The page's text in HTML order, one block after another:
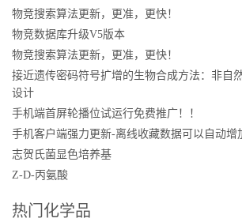
物竞搜索算法更新，更准，更快！
物竞数据库升级V5版本
物竞搜索算法更新，更准，更快！
接近遗传密码符号扩增的生物合成方法：非自
设计
手机端首屏轮播位试运行免费推广！！
手机客户端强力更新-离线收藏数据可以自动增
志贺氏菌显色培养基
Z-D-丙氨酸
热门化学品